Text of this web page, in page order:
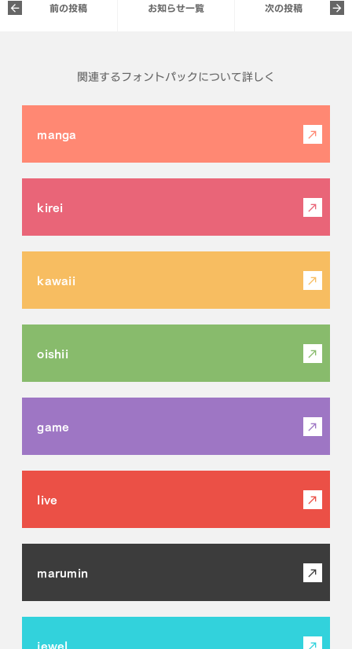
前の投稿 お知らせ一覧 次の投稿
関連するフォントパックについて詳しく
manga
kirei
kawaii
oishii
game
live
marumin
jewel